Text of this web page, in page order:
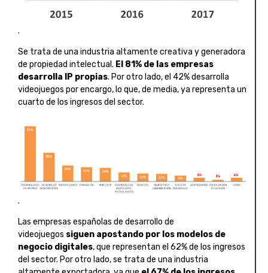
.
Se trata de una industria altamente creativa y generadora
de propiedad intelectual. El 81% de las empresas
desarrolla IP propias. Por otro lado, el 42% desarrolla
videojuegos por encargo, lo que, de media, ya representa un
cuarto de los ingresos del sector.
.
Las empresas españolas de desarrollo de
videojuegos siguen apostando por los modelos de
negocio digitales, que representan el 62% de los ingresos
del sector. Por otro lado, se trata de una industria